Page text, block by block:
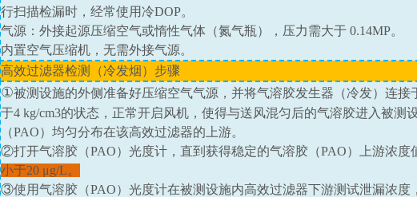
行扫描检漏时，经常使用冷DOP。
气源：外接起源压缩空气或惰性气体（氮气瓶），压力需大于 0.14MP。
内置空气压缩机，无需外接气源。
高效过滤器检测（冷发烟）步骤
①被测设施的外侧准备好压缩空气气源，并将气溶胶发生器（冷发）连
于4 kg/cm3的状态，正常开启风机，使得与送风混匀后的气溶胶进入被测
（PAO）均匀分布在该高效过滤器的上游。
②打开气溶胶（PAO）光度计，直到获得稳定的气溶胶（PAO）上游浓度
小于20 μg/L。
③使用气溶胶（PAO）光度计在被测设施内高效过滤器下游测试泄漏浓